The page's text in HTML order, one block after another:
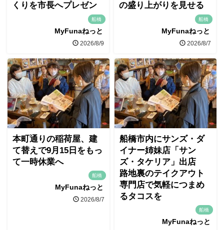
くりを市長へプレゼン
船橋
MyFunaねっと
2026/8/9
の盛り上がりを見せる
船橋
MyFunaねっと
2026/8/7
本町通りの稲荷屋、建
て替えで9月15日をもっ
て一時休業へ
船橋
MyFunaねっと
2026/8/7
船橋市内にサンズ・ダ
イナー姉妹店「サン
ズ・タケリア」出店
路地裏のテイクアウト
専門店で気軽につまめ
るタコスを
船橋
MyFunaねっと